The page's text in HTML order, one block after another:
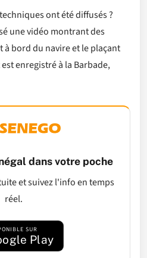
ont été diffusés ?
une vidéo montrant des
bord du navire et le plaçant
enregistré à la Barbade,
dans votre poche
et suivez l'info en temps
réel.
SUR
Play